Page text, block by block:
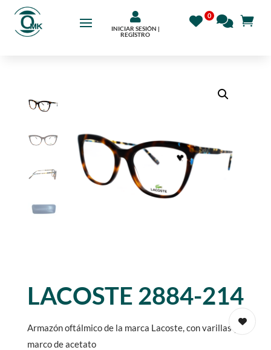

INICIAR SESIÓN |
REGÍSTRO
LACOSTE 2884-214
Armazón oftálmico de la marca Lacoste, con varillas y
marco de acetato